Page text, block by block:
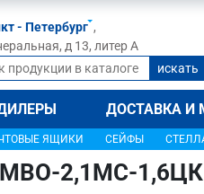
- Петербург ,
д 13, литер А
ДОСТАВКА И
ЯЩИКИ СЕЙФЫ
МВО-2,1МС-1,6ЦК